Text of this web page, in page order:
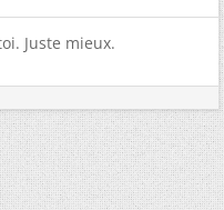
Juste mieux.